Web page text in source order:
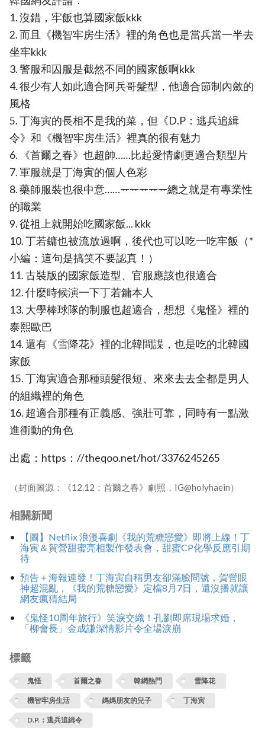
1. 沒錯，牢飯也算國家飯kkk
2. 而且《機智牢房生活》裡的角色也是當兵當一半去
坐牢kkk
3. 警服和囚服是截然不同的國家飯啊kkk
4. 很少有人如此適合阿兵哥髮型，他適合節制內斂的
風格
5. 丁海寅的長相不是我的菜，但《D.P：逃兵追緝
令》和《機智牢房生活》裡真的很有魅力
6. 《首爾之春》也超帥……比起愛情劇更適合類型片
7. 軍服就是丁海寅的個人色彩
8. 藥師服裝也很中意……ᅲᅲᅲᅲᅲ總之就是有專業性
的職業
9. 從祖上就開始吃國家飯... kkk
10. 丁若鏞也被流放過啊，後代也可以吃一吃牢飯（*
小編：這句是搞笑不要認真！）
11. 古裝版的國家飯造型、官服應該也很適合
12. 什麼時候演一下丁若鏞本人
13. 大學棒球隊的制服也超適合，想想《鬼怪》裡的
泰熙歐巴
14. 還有《雪降花》裡的北韓間諜，也是吃的北韓國
家飯
15. 丁海寅適合那種頭髮很短、來來去去全都是男人
的組織裡的角色
16. 超適合那種有正義感、強壯可靠，同時有一點激
進衝動的角色
出處：https：//theqoo.net/hot/3376245265
（封面圖源：《12.12：首爾之春》劇照，IG@holyhaein）
相關新聞
【圖】Netflix 浪漫喜劇《我的荒糖戀愛》即將上線！丁
海寅＆賀營甜蜜亮相製作發表會，甜蜜CP化學反應引期
待
預告＋海報連發！丁海寅自稱男友卻滿臉問號，賀營眼
神超混亂，《我的荒糖戀愛》定檔8月7日，還沒播就讓
網友瘋猜結局
《鬼怪10周年旅行》笑淚交織！孔劉即席現場求婚，
「柳會長」金成謙深情影片令全場淚崩
標籤
鬼怪 首爾之春 韓網熱門 雪降花
機智牢房生活 媽媽朋友的兒子 丁海寅
D.P.：逃兵追緝令